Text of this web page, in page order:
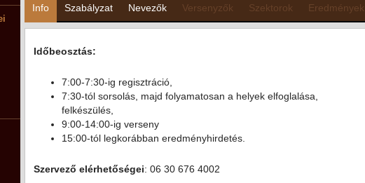
Info Szabályzat Nevezők Versenyzők Szektorok Eredmények
Időbeosztás:
7:00-7:30-ig regisztráció,
7:30-tól sorsolás, majd folyamatosan a helyek elfoglalása,
felkészülés,
9:00-14:00-ig verseny
15:00-tól legkorábban eredményhirdetés.
Szervező elérhetőségei: 06 30 676 4002